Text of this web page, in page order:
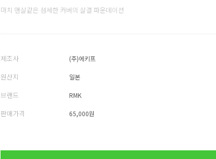
마치 맨살같은 섬세한 커버의 살결 파운데이션
제조사 (주)에키프
원산지 일본
브랜드 RMK
판매가격 65,000원